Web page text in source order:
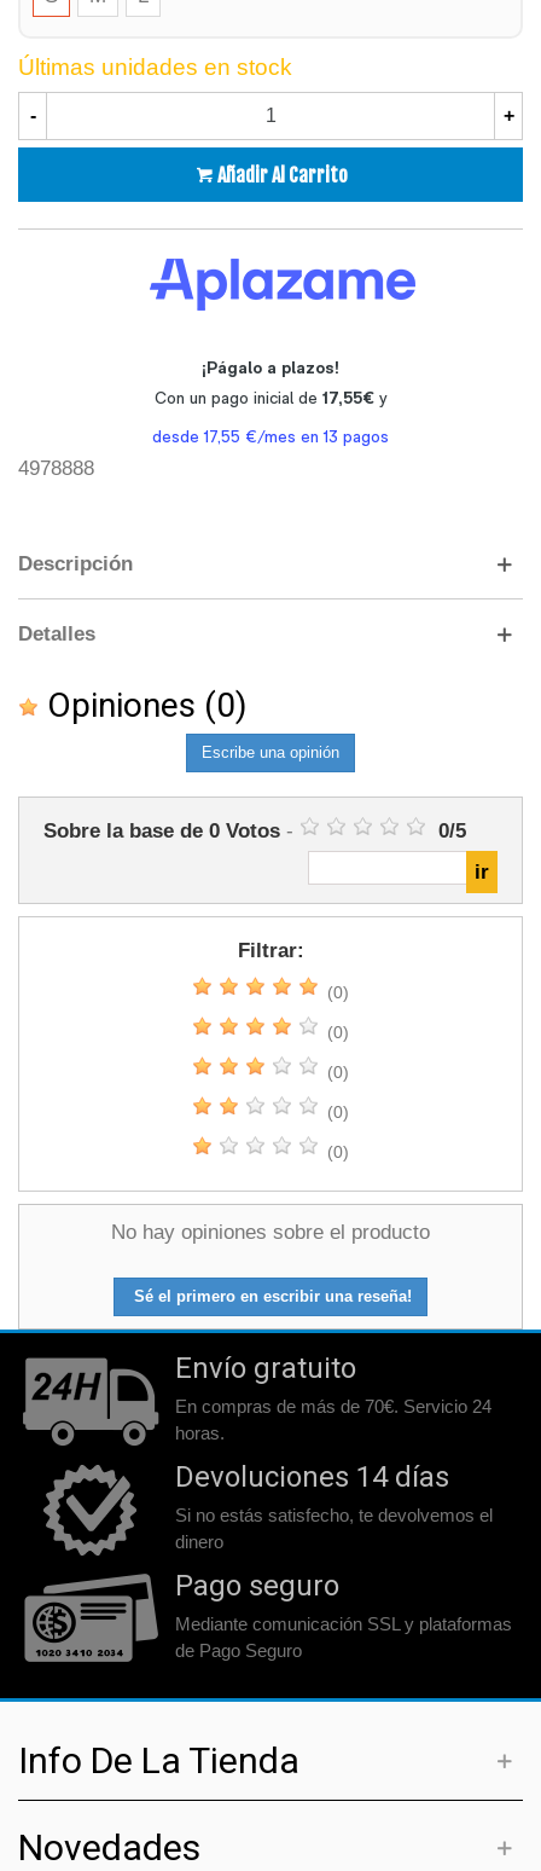
Últimas unidades en stock
- +
Añadir Al Carrito
4978888
Descripción
Detalles
Opiniones (0)
Escribe una opinión
Sobre la base de 0 Votos - 0/5
Filtrar:
(0)
(0)
(0)
(0)
(0)
No hay opiniones sobre el producto
Sé el primero en escribir una reseña!
Envío gratuito
En compras de más de 70€. Servicio 24
horas.
Devoluciones 14 días
Si no estás satisfecho, te devolvemos el
dinero
Pago seguro
Mediante comunicación SSL y plataformas
de Pago Seguro
Info De La Tienda
Novedades